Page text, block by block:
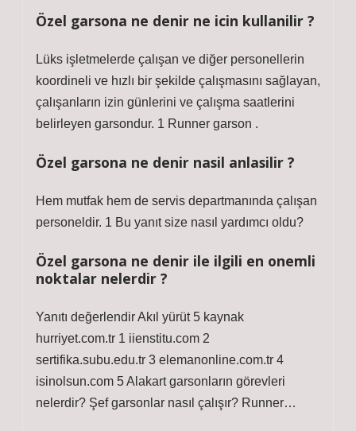
Özel garsona ne denir ne icin kullanilir ?
Lüks işletmelerde çalışan ve diğer personellerin
koordineli ve hızlı bir şekilde çalışmasını sağlayan,
çalışanların izin günlerini ve çalışma saatlerini
belirleyen garsondur. 1 Runner garson .
Özel garsona ne denir nasil anlasilir ?
Hem mutfak hem de servis departmanında çalışan
personeldir. 1 Bu yanıt size nasıl yardımcı oldu?
Özel garsona ne denir ile ilgili en onemli
noktalar nelerdir ?
Yanıtı değerlendir Akıl yürüt 5 kaynak
hurriyet.com.tr 1 iienstitu.com 2
sertifika.subu.edu.tr 3 elemanonline.com.tr 4
isinolsun.com 5 Alakart garsonların görevleri
nelerdir? Şef garsonlar nasıl çalışır? Runner…